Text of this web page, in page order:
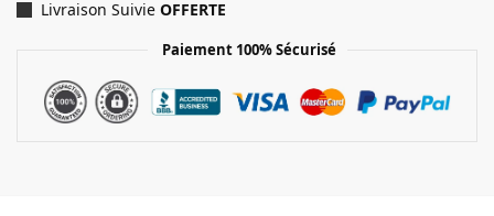
Livraison Suivie OFFERTE
Paiement 100% Sécurisé